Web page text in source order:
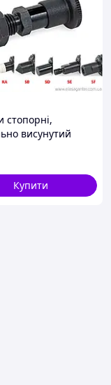
висунутий
GN 81700-8-
ST
Купити